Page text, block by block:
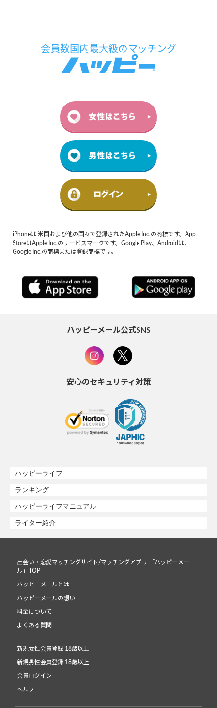
iPhoneは 米国および他の国々で登録されたApple Inc.の商標です。App
StoreはApple Inc.のサービスマークです。Google Play、Androidは、
Google Inc.の商標または登録商標です。
ハッピーメール公式SNS
安心のセキュリティ対策
ハッピーライフ
ランキング
ハッピーライフマニュアル
ライター紹介
出会い・恋愛マッチングサイト/マッチングアプリ 「ハッピーメー
ル」TOP
ハッピーメールとは
ハッピーメールの想い
料金について
よくある質問
新規女性会員登録 18歳以上
新規男性会員登録 18歳以上
会員ログイン
ヘルプ